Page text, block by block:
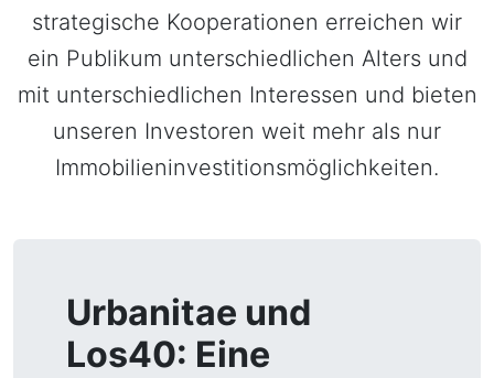
strategische Kooperationen erreichen wir
ein Publikum unterschiedlichen Alters und
mit unterschiedlichen Interessen und bieten
unseren Investoren weit mehr als nur
Immobilieninvestitionsmöglichkeiten.
Urbanitae und
Los40: Eine